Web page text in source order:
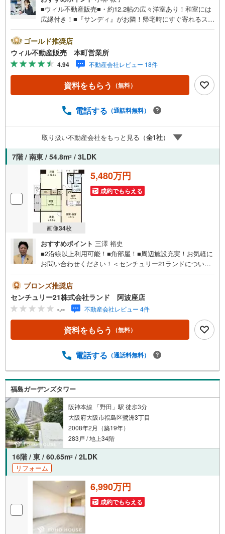
■ウィル不動産販売■・約12.2帖の広々洋室あり！和室には
広縁付き！■『サンディ』がお隣！帰宅時にすぐ寄れるスー
ょっとした買い物に便利！■徒歩5分圏内に各教育施設あ
り！■周辺は公園が点在！■大規模マンション！■専有面積8
4.8平米の3LDK！■7階！エレベータ付きで高層階でも移動
ラクラク！■南西角部屋で陽当たり・通風良好！■クランク
イン玄関で室内が外から見えにくい！■玄関にも窓付き！■
全居室6帖以上の広さ！■和室の広縁からバルコニーに出ら
キッチン！■宅配ボックスありで不在時も荷物の受け取り安
けください。■キッズスペースもございますので、小さなお
子様がいらっしゃるご家庭もお気軽にご来場ください！
【営業日】定休日はございません。水曜日も営業しており
ます。
ゴールド推奨店
ウィル不動産販売 本町営業所
4.94 不動産会社レビュー 18件
資料をもらう （無料）
電話する （通話料無料）
取り扱い不動産会社をもっと見る（全1社）
7階 / 南東 / 54.8m2 / 3LDK
画像34枚
5,480万円
成約でもらえる
おすすめポイント 三澤 裕史
■2沿線以上利用可能！■角部屋！■周辺施設充実！お気軽に
お問い合わせください！＜センチュリー21ランドについて
ーズに寄り添い、大切なお住まいのご購入に最後まで伴走
いたします！●リフォームのご相談も承っております。●購
入・売却・ローンのご相談・・・なんでもお気軽にご相談
くださいませ！〇大阪メトロ千日前線・中央線「阿波座」
駅5番出口より徒歩約2分！〇営業時間:10:00～20:00（火曜
日・水曜日定休日※祝日は営業）事前にご連絡いただけます
ブロンズ推奨店
センチュリー21株式会社ランド 阿波座店
-.-- 不動産会社レビュー 4件
資料をもらう （無料）
電話する （通話料無料）
福島ガーデンズタワー
阪神本線 「野田」駅 徒歩3分
大阪府大阪市福島区鷺洲3丁目
2008年2月（築19年）
283戸 / 地上34階
16階 / 東 / 60.65m2 / 2LDK
リフォーム
6,990万円
成約でもらえる